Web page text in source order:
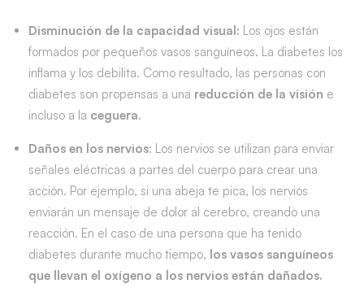
Disminución de la capacidad visual: Los ojos están
formados por pequeños vasos sanguíneos. La diabetes los
inflama y los debilita. Como resultado, las personas con
diabetes son propensas a una reducción de la visión e
incluso a la ceguera.
Daños en los nervios: Los nervios se utilizan para enviar
señales eléctricas a partes del cuerpo para crear una
acción. Por ejemplo, si una abeja te pica, los nervios
enviarán un mensaje de dolor al cerebro, creando una
reacción. En el caso de una persona que ha tenido
diabetes durante mucho tiempo, los vasos sanguíneos
que llevan el oxígeno a los nervios están dañados.